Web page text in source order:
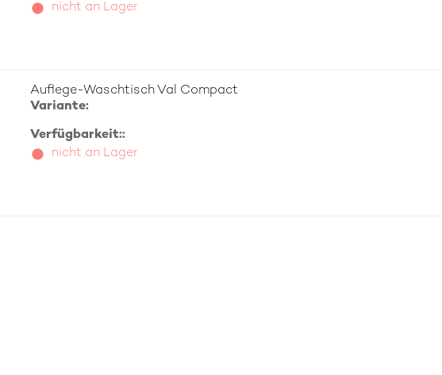
nicht an Lager
Auflege-Waschtisch Val Compact
Variante:
Verfügbarkeit::
nicht an Lager